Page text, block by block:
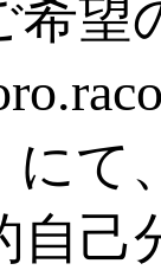
希望
に
自